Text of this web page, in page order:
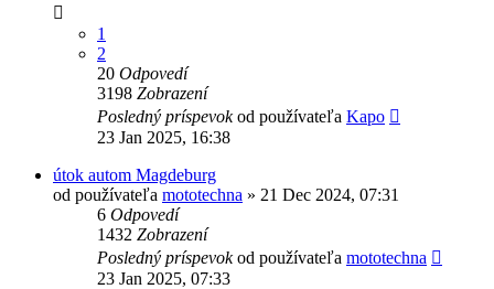
1
2
20 Odpovedí
3198 Zobrazení
Posledný príspevokod používateľa Kapo
23 Jan 2025, 16:38
útok autom Magdeburg
od používateľa mototechna » 21 Dec 2024, 07:31
6 Odpovedí
1432 Zobrazení
Posledný príspevokod používateľa mototechna
23 Jan 2025, 07:33